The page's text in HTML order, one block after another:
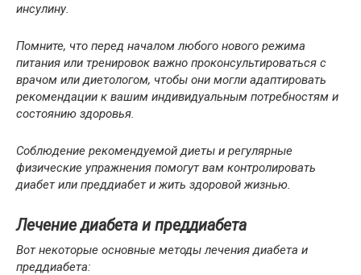
инсулину.
Помните, что перед началом любого нового режима
питания или тренировок важно проконсультироваться с
врачом или диетологом, чтобы они могли адаптировать
рекомендации к вашим индивидуальным потребностям и
состоянию здоровья.
Соблюдение рекомендуемой диеты и регулярные
физические упражнения помогут вам контролировать
диабет или преддиабет и жить здоровой жизнью.
Лечение диабета и преддиабета
Вот некоторые основные методы лечения диабета и
преддиабета: